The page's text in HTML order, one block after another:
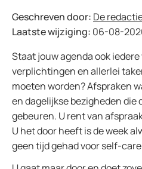
Geschreven door: De
Laatste wijziging: 06-08-
Staat jouw agenda ook
verplichtingen en allerlei
moeten worden? Afspraken
en dagelijkse bezigheden die
gebeuren. U rent van
U het door heeft is de week
geen tijd gehad voor self-